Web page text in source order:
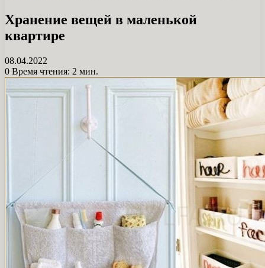
Хранение вещей в маленькой
квартире
08.04.2022
0 Время чтения: 2 мин.